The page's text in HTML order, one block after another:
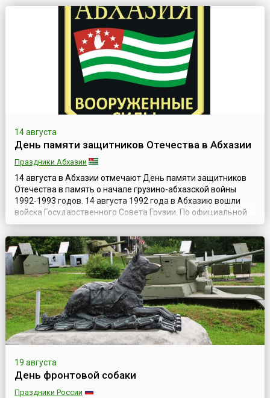
14 августа
День памяти защитников Отечества в Абхазии
Праздники Абхазии
14 августа в Абхазии отмечают День памяти защитников
Отечества в память о начале грузино-абхазской войны
1992-1993 годов. 14 августа 1992 года в Абхазию вошли
войска Государственного Совета Грузии. По официальной
версии Тбилиси, войска были введены якобы для охраны
железной дороги на участке Псоу-Ингур. Верховный Совет
Абхазии расценил действия Госсовета Грузии как
«подготовленную оккупацию те...
19 августа
День фронтовой собаки
Праздники России